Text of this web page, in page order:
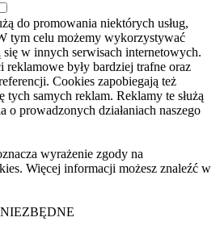
do promowania niektórych usług,
tym celu możemy wykorzystywać
w innych serwisach internetowych.
reklamowe były bardziej trafne oraz
Cookies zapobiegają też
samych reklam. Reklamy te służą
o prowadzonych działaniach naszego
wyrażenie zgody na
Więcej informacji możesz znaleźć w